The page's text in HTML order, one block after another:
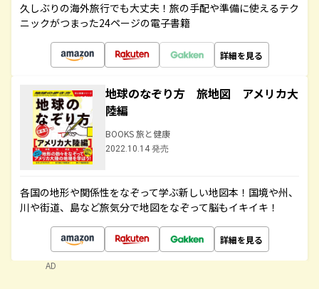
久しぶりの海外旅行でも大丈夫！旅の手配や準備に使えるテク
ニックがつまった24ページの電子書籍
詳細を見る
地球のなぞり方 旅地図 アメリカ大
陸編
BOOKS 旅と健康
2022.10.14 発売
各国の地形や関係性をなぞって学ぶ新しい地図本！国境や州、
川や街道、島など旅気分で地図をなぞって脳もイキイキ！
詳細を見る
AD